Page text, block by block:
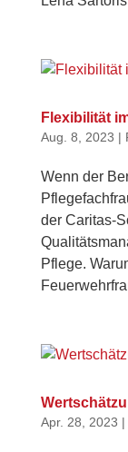
Flexibilität
Aug. 8, 2023 |
Wenn der
der Caritas-
Pflege.
Apr. 28, 2023 |